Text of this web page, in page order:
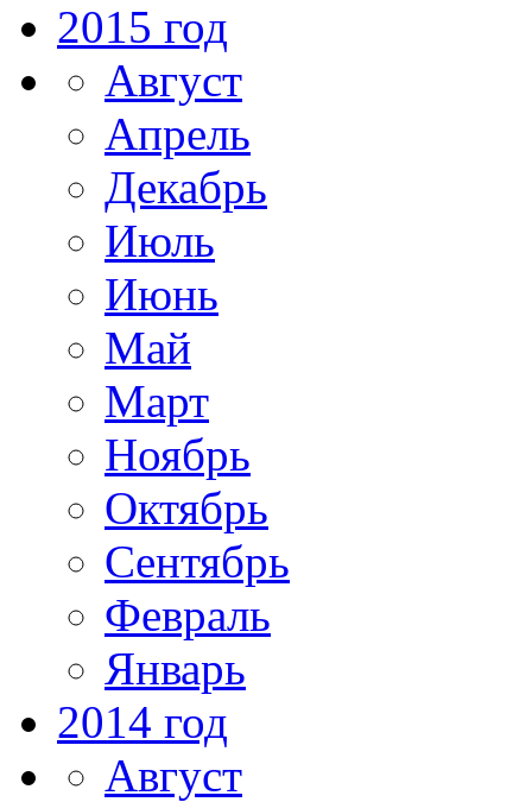
2015 год
Август
Апрель
Декабрь
Июль
Июнь
Май
Март
Ноябрь
Октябрь
Сентябрь
Февраль
Январь
2014 год
Август